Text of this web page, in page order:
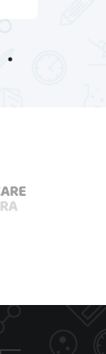
47